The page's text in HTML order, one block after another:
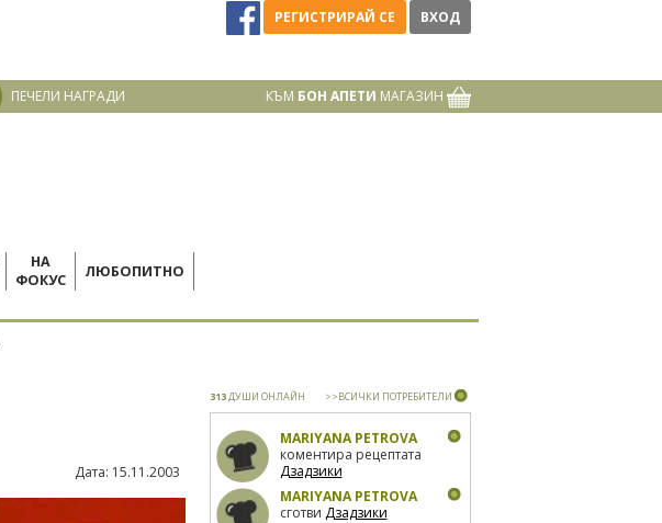
РЕГИСТРИРАЙ СЕ ВХОД
ПЕЧЕЛИ НАГРАДИ КЪМ БОН АПЕТИ МАГАЗИН
НА
ФОКУС
ЛЮБОПИТНО
Дата: 15.11.2003
313ДУШИ ОНЛАЙН >>ВСИЧКИ ПОТРЕБИТЕЛИ
MARIYANA PETROVA
коментира рецептата
Дзадзики
MARIYANA PETROVA
сготви Дзадзики